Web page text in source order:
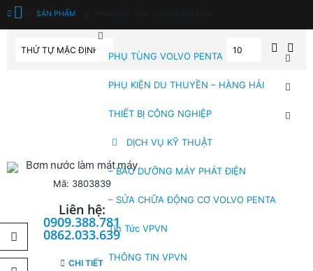
PHỤ TÙNG VOLVO PENTA
PHỤ KIỆN DU THUYỀN – HÀNG HẢI
THIẾT BỊ CÔNG NGHIỆP
DỊCH VỤ KỸ THUẬT
– BẢO DƯỠNG MÁY PHÁT ĐIỆN
– SỬA CHỮA ĐỘNG CƠ VOLVO PENTA
Tin Tức VPVN
THÔNG TIN VPVN
SẢN PHẨM
Bơm nước làm mát máy
Mã: 3803839
Liên hệ:
0909.388.781
0862.033.639
CHI TIẾT